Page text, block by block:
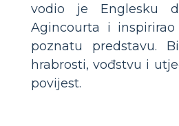
vodio je Englesku
Agincourta i inspirirao
poznatu predstavu.
hrabrosti, vođstvu i
povijest.